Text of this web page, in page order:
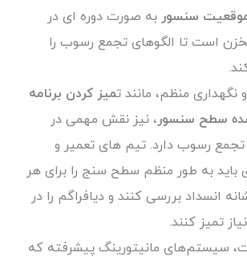
سنسور به صورت دوره ای در
است تا الگوهای تجمع رسوب را
نگهداری منظم، مانند تمیز کردن برنامه
سطح سنسور ، نیز نقش مهمی در
رسوب دارد. تیم های تعمیر و
باید به طور منظم سطح سنج را برای هر
انسداد بررسی کنند و دیافراگم را در
تمیز کنند.
سیستم‌های مانیتورینگ پیشرفته که